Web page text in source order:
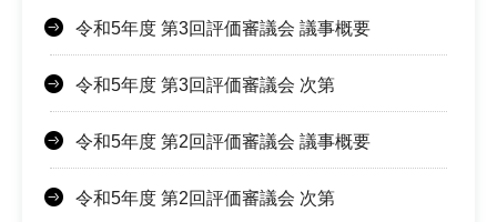
令和5年度 第3回評価審議会 議事概要
令和5年度 第3回評価審議会 次第
令和5年度 第2回評価審議会 議事概要
令和5年度 第2回評価審議会 次第